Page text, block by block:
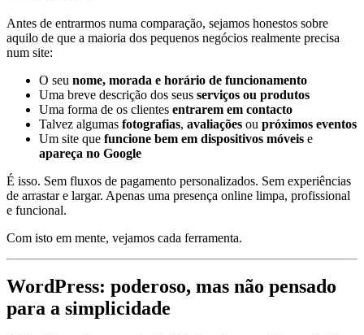
Antes de entrarmos numa comparação, sejamos honestos sobre
aquilo de que a maioria dos pequenos negócios realmente precisa
num site:
O seu nome, morada e horário de funcionamento
Uma breve descrição dos seus serviços ou produtos
Uma forma de os clientes entrarem em contacto
Talvez algumas fotografias, avaliações ou próximos eventos
Um site que funcione bem em dispositivos móveis e
apareça no Google
É isso. Sem fluxos de pagamento personalizados. Sem experiências
de arrastar e largar. Apenas uma presença online limpa, profissional
e funcional.
Com isto em mente, vejamos cada ferramenta.
WordPress: poderoso, mas não pensado
para a simplicidade